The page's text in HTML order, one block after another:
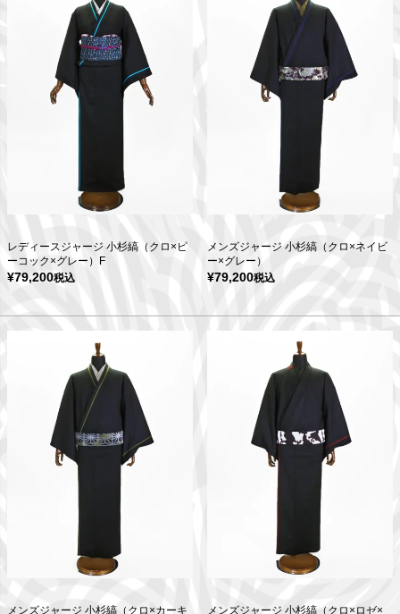
レディースジャージ 小杉縞（クロ×ピ
ーコック×グレー）F
¥79,200税込
メンズジャージ 小杉縞（クロ×ネイビ
ー×グレー）
¥79,200税込
メンズジャージ 小杉縞（クロ×カーキ メンズジャージ 小杉縞（クロ×ロゼ×